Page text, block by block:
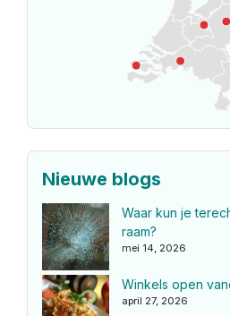
Nieuwe blogs
Waar kun je
raam?
mei 14, 2026
Winkels open
april 27, 2026